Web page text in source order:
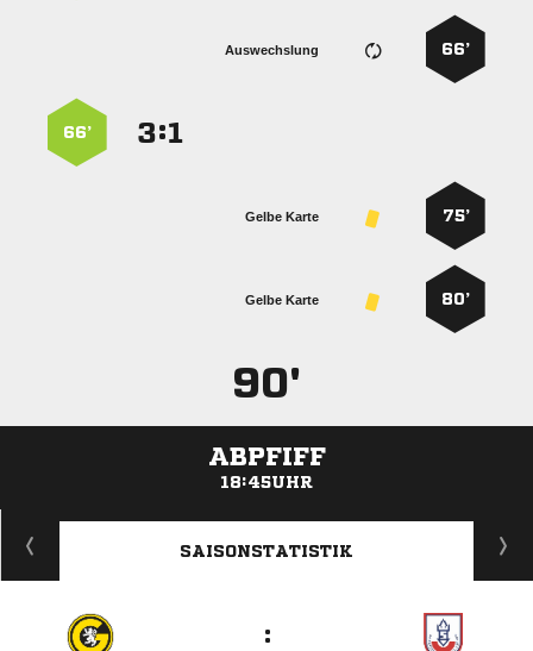
66’
Auswechslung
:
66’
75’
Gelbe Karte
80’
Gelbe Karte
90'
ABPFIFF
18:45UHR
ANZEIGE
SAISONSTATISTIK
: